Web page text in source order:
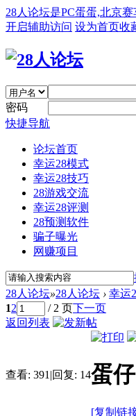
28人论坛是PC蛋蛋,北京
开启辅助访问 设为首页收
密码
快捷导航
论坛首页
幸运28模式
幸运28技巧
28游戏交流
幸运28评测
28预测软件
骗子曝光
网赚项目
28人论坛»28人论坛 › 幸运
12 / 2 页下一页
返回列表
查看: 391 |回复: 14蛋
[复制链